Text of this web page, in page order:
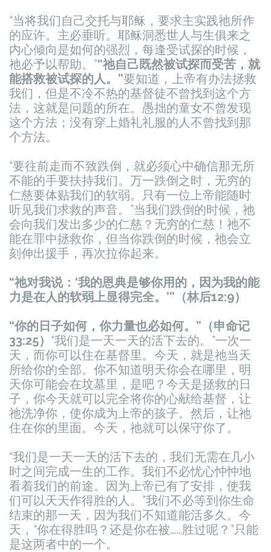
“当将我们自己交托与耶稣，要求主实践祂所作
的应许。主必垂听。耶稣洞悉世人与生俱来之
内心倾向是如何的强烈，每逢受试探的时候，
祂必予以帮助。”“祂自己既然被试探而受苦，就
能搭救被试探的人。”要知道，上帝有办法拯救
我们，但是不冷不热的基督徒不曾找到这个方
法，这就是问题的所在。愚拙的童女不曾发现
这个方法；没有穿上婚礼礼服的人不曾找到那
个方法。
“要往前走而不致跌倒，就必须心中确信那无所
不能的手要扶持我们。万一跌倒之时，无穷的
仁慈要体贴我们的软弱。只有一位上帝能随时
听见我们求救的声音。”当我们跌倒的时候，祂
会向我们发出多少的仁慈？无穷的仁慈！祂不
能在罪中拯救你，但当你跌倒的时候，祂会立
刻伸出援手，再次拉你起来。
“祂对我说：‘我的恩典是够你用的，因为我的能
力是在人的软弱上显得完全。’”（林后12:9）
“你的日子如何，你力量也必如何。”（申命记
33:25） “我们是一天一天的活下去的。”一次一
天，而你可以住在基督里。今天，就是祂当天
所给你的全部。你不知道明天你会在哪里，明
天你可能会在坟墓里，是吧？今天是拯救的日
子，你今天就可以完全将你的心献给基督，让
祂洗净你，使你成为上帝的孩子。然后，让祂
住在你的里面。今天，祂就可以保守你了。
“我们是一天一天的活下去的，我们无需在几小
时之间完成一生的工作。我们不必忧心忡忡地
看着我们的前途。因为上帝已有了安排，使我
们可以天天作得胜的人。”我们不必等到你生命
结束的那一天，因为我们不知道能活多久。今
天，“你在得胜吗？还是你在被……胜过呢？”只能
是这两者中的一个。